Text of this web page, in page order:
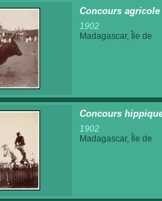
Concours agricole
1902
Madagascar, Île de
Concours
1902
Madagascar, Île de